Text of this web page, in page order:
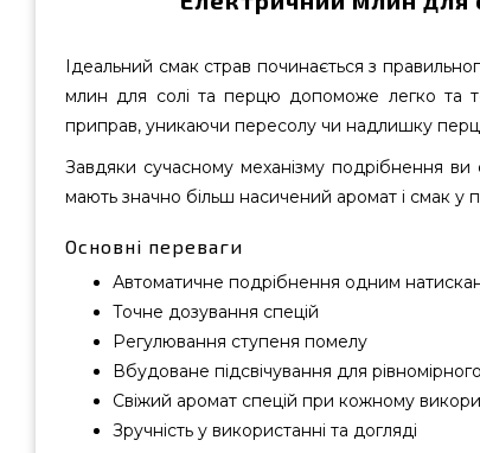
Ідеальний смак страв починається з
млин для солі та перцю допоможе легко та
приправ, уникаючи пересолу чи надлишку
Завдяки сучасному механізму подрібнення ви
мають значно більш насичений аромат і смак у
Основні переваги
Автоматичне подрібнення одним
Точне дозування спецій
Регулювання ступеня помелу
Вбудоване підсвічування для
Свіжий аромат спецій при кожному
Зручність у використанні та догляді